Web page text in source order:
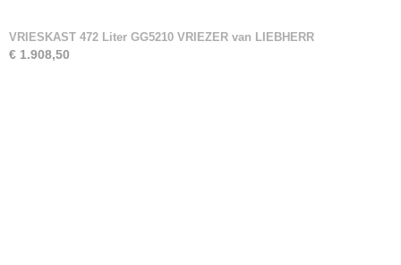
VRIESKAST 472 Liter GG5210 VRIEZER van LIEBHERR
€ 1.908,50